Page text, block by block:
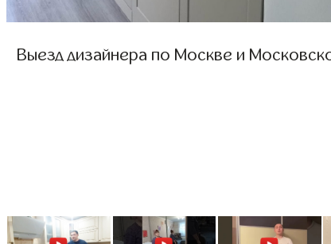
Выезд дизайнера по Москве и